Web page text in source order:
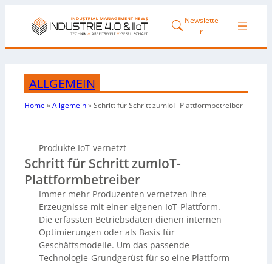
Newslette
r
ALLGEMEIN
Home»Allgemein»Schritt für Schritt zumIoT-Plattformbetreiber
Produkte IoT-vernetzt
Schritt für Schritt zumIoT-
Plattformbetreiber
Immer mehr Produzenten vernetzen ihre
Erzeugnisse mit einer eigenen IoT-Plattform.
Die erfassten Betriebsdaten dienen internen
Optimierungen oder als Basis für
Geschäftsmodelle. Um das passende
Technologie-Grundgerüst für so eine Plattform